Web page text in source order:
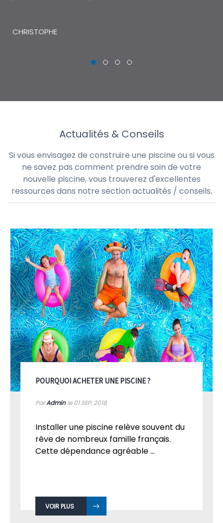
CHRISTOPHE
Actualités & Conseils
Si vous envisagez de construire une piscine ou si vous
ne savez pas comment prendre soin de votre
nouvelle piscine, vous trouverez d'excellentes
ressources dans notre section actualités / conseils.
POURQUOI ACHETER UNE PISCINE ?
ParAdminle 01SEP, 2018
Installer une piscine relève souvent du
rêve de nombreux famille français.
Cette dépendance agréable ...
VOIR PLUS